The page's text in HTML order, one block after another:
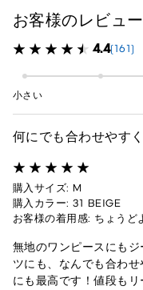
お客様のレビュー
4.4(161)
小さい
何にでも合わせやす
購入サイズ: M
購入カラー: 31 BEIGE
お客様の着用感: ちょうど
無地のワンピースにも
ツにも、なんでも合わ
にも最高です！値段も